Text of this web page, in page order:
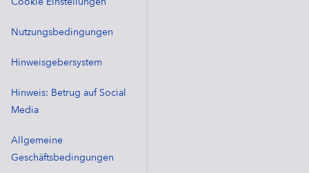
Cookie Einstellungen
Nutzungsbedingungen
Hinweisgebersystem
Hinweis: Betrug auf Social
Media
Allgemeine
Geschäftsbedingungen